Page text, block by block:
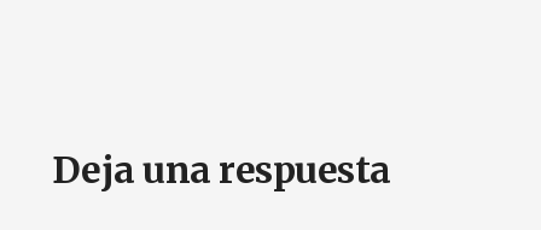
Interacciones
Deja una respuesta